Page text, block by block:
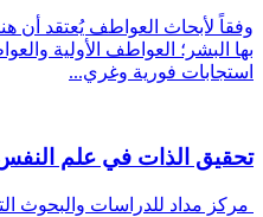
وفقاً لأبحاث العواطف يُعتقد أن
بها البشر؛ العواطف الأولية
استجابات فورية وغري...
تحقيق الذات في علم
مركز مداد للدراسات والبحوث